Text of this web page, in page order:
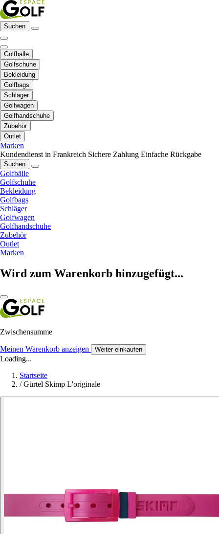
Suchen
Golfbälle
Golfschuhe
Bekleidung
Golfbags
Schläger
Golfwagen
Golfhandschuhe
Zubehör
Outlet
Marken
Kundendienst in Frankreich Sichere Zahlung Einfache Rückgabe
Suchen
Golfbälle
Golfschuhe
Bekleidung
Golfbags
Schläger
Golfwagen
Golfhandschuhe
Zubehör
Outlet
Marken
Wird zum Warenkorb hinzugefügt...
Zwischensumme
Meinen Warenkorb anzeigen Weiter einkaufen
Loading...
Startseite
/ Gürtel Skimp L'originale